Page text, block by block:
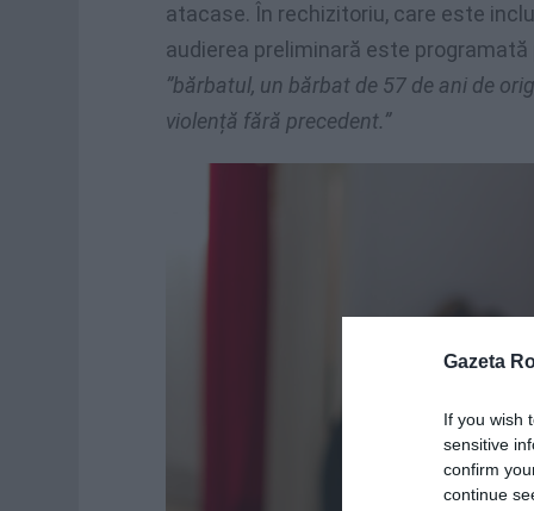
Gazeta
If you wish
sensitive
confirm
continue
atacase. În rechizitoriu, care este
audierea preliminară este
”bărbatul, un bărbat de 57 de ani de
violență fără precedent.”